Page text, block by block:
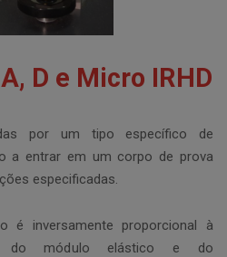
D e Micro IRHD
por um tipo específico de
a entrar em um corpo de prova
especificadas.
é inversamente proporcional à
do módulo elástico e do